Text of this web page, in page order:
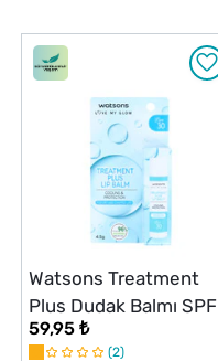
Watsons Treatment
Plus Dudak Balmı SPF
30
59,95 ₺
2